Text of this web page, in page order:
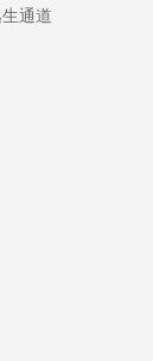
通道